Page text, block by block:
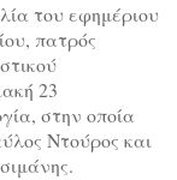
του εφημέριου
πατρός
23
στην οποία
Ντούρος και